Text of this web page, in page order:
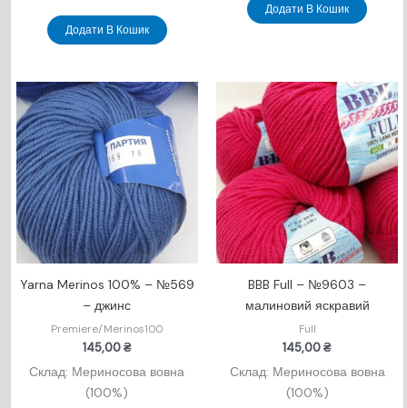
Додати В Кошик
Додати В Кошик
Yarna Merinos 100% – №569
– джинс
Premiere/Merinos100
145,00₴
Склад: Мериносова вовна
(100%)
BBB Full – №9603 –
малиновий яскравий
Full
145,00₴
Склад: Мериносова вовна
(100%)